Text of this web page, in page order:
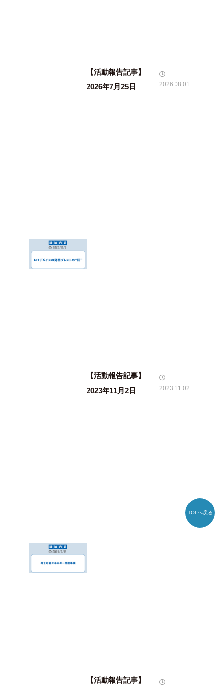
【活動報告記事】
2026年7月25日
2026.08.01
【活動報告記事】
2023年11月2日
2023.11.02
【活動報告記事】
TOPへ戻る